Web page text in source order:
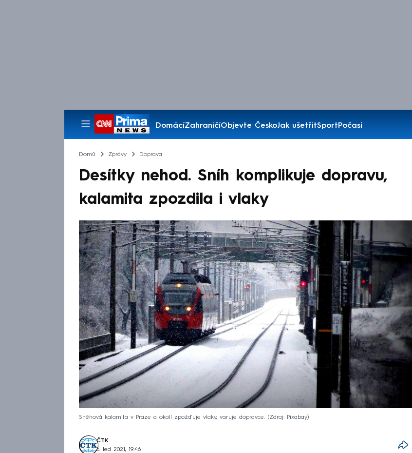
DomácíZahraničíObjevte ČeskoJak ušetřitSportPočasí
Pořady
Domů Zprávy Doprava
Desítky nehod. Sníh komplikuje dopravu,
kalamita zpozdila i vlaky
Sněhová kalamita v Praze a okolí zpožďuje vlaky, varuje dopravce. Zdroj: Pixabay
ČTK
6. led 2021, 19:46